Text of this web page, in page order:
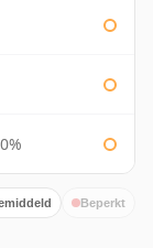
Beperkt